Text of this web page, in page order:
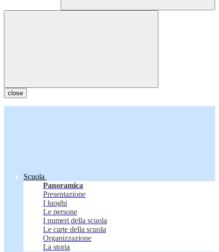
close
Scuola
Panoramica
Presentazione
I luoghi
Le persone
I numeri della scuola
Le carte della scuola
Organizzazione
La storia